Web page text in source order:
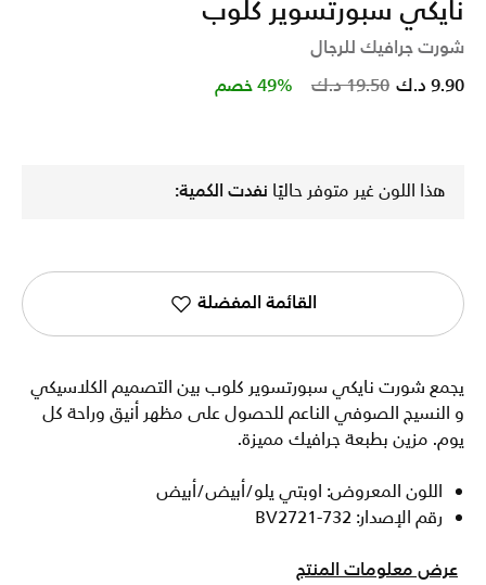
نايكي سبورتسوير كلوب
شورت جرافيك للرجال
Price reduced from
19.50 د.ك to 9.90 د.ك 49% خصم
هذا اللون غير متوفر حاليًا نفدت الكمية:
القائمة المفضلة
يجمع شورت نايكي سبورتسوير كلوب بين التصميم الكلاسيكي
و النسيج الصوفي الناعم للحصول على مظهر أنيق وراحة كل
يوم. مزين بطبعة جرافيك مميزة.
اللون المعروض: اوبتي يلو/أبيض/أبيض
رقم الإصدار: BV2721-732
عرض معلومات المنتج